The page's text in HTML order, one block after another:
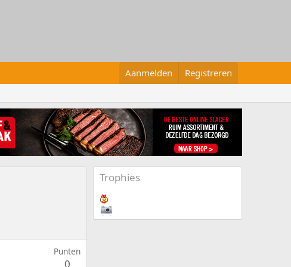
Aanmelden Registreren
Punten
0
Trophies